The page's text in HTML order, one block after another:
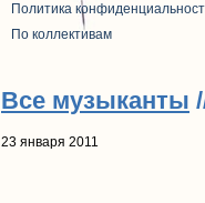
Политика
По коллективам
Все музыканты
23 января 2011